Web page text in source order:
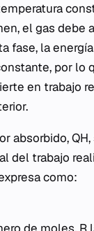
el gas debe
fase, la
por lo
en trabajo
absorbido,
del trabajo
como: